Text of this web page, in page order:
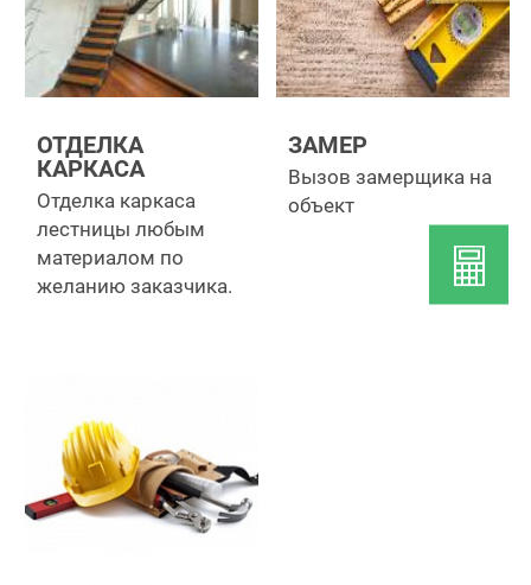
ОТДЕЛКА
КАРКАСА
Отделка каркаса
лестницы любым
материалом по
желанию заказчика.
ЗАМЕР
Вызов замерщика на
объект